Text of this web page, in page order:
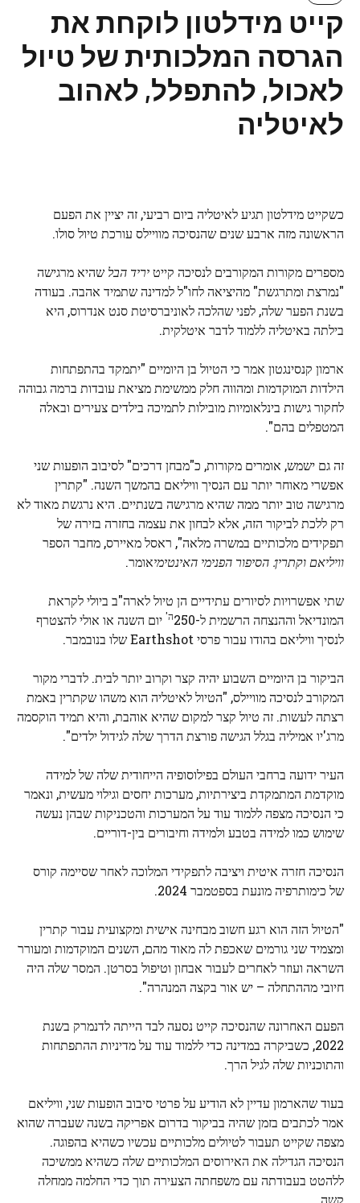
קייט מידלטון לוקחת את
הגרסה המלכותית של טיול
לאכול, להתפלל, לאהוב
לאיטליה
כשקייט מידלטון תגיע לאיטליה ביום רביעי, זה יציין את הפעם
הראשונה מזה ארבע שנים שהנסיכה מוויילס עורכת טיול סולו.
מספרים מקורות המקורבים לנסיכה קייטיריד הבל שהיא מרגישה
"נמרצת ומתרגשת" מהיציאה לחו"ל למדינה שתמיד אהבה. בעודה
בשנת הפער שלה, לפני שהלכה לאוניברסיטת סנט אנדרוס, היא
בילתה באיטליה ללמוד לדבר איטלקית.
ארמון קנסינגטון אמר כי הטיול בן היומיים "יתמקד בהתפתחות
הילדות המוקדמות ומהווה חלק ממשימת מציאת עובדות ברמה גבוהה
לחקור גישות בינלאומיות מובילות לתמיכה בילדים צעירים ובאלה
המטפלים בהם".
זה גם ישמש, אומרים מקורות, כ"מבחן דרכים" לסיבוב הופעות שני
אפשרי מאוחר יותר עם הנסיך וויליאם בהמשך השנה. "קתרין
מרגישה טוב יותר ממה שהיא מרגישה בשנתיים. היא נרגשת מאוד לא
רק ללכת לביקור הזה, אלא לבחון את עצמה בחזרה בזירה של
תפקידים מלכותיים במשרה מלאה", ראסל מאיירס, מחבר הספר
וויליאם וקתרין: הסיפור הפנימי האינטימיאומר.
שתי אפשרויות לסיורים עתידיים הן טיול לארה"ב ביולי לקראת
המונדיאל וההנצחה הרשמית ל-250
ה' יום השנה או אולי להצטרף
לנסיך וויליאם בהודו עבור פרסי Earthshot שלו בנובמבר.
הביקור בן היומיים השבוע יהיה קצר וקרוב יותר לבית. לדברי מקור
המקורב לנסיכה מוויילס, "הטיול לאיטליה הוא משהו שקתרין באמת
רצתה לעשות. זה טיול קצר למקום שהיא אוהבת, והיא תמיד הוקסמה
מרג'יו אמיליה בגלל הגישה פורצת הדרך שלה לגידול ילדים".
העיר ידועה ברחבי העולם בפילוסופיה הייחודית שלה של למידה
מוקדמת המתמקדת ביצירתיות, מערכות יחסים וגילוי מעשית, ונאמר
כי הנסיכה מצפה ללמוד עוד על המערכות והטכניקות שבהן נעשה
שימוש כמו למידה בטבע ולמידה וחיבורים בין-דוריים.
הנסיכה חזרה איטית ויציבה לתפקידי המלוכה לאחר שסיימה קורס
של כימותרפיה מונעת בספטמבר 2024.
"הטיול הזה הוא רגע חשוב מבחינה אישית ומקצועית עבור קתרין
ומצמיד שני גורמים שאכפת לה מאוד מהם, השנים המוקדמות ומעורר
השראה ועוזר לאחרים לעבור אבחון וטיפול בסרטן. המסר שלה היה
חיובי מההתחלה – יש אור בקצה המנהרה".
הפעם האחרונה שהנסיכה קייט נסעה לבד הייתה לדנמרק בשנת
2022, כשביקרה במדינה כדי ללמוד עוד על מדיניות ההתפתחות
והתוכניות שלה לגיל הרך.
בעוד שהארמון עדיין לא הודיע ​​על פרטי סיבוב הופעות שני, וויליאם
אמר לכתבים בזמן שהיה בביקור בדרום אפריקה בשנה שעברה שהוא
מצפה שקייט תעבור לטיולים מלכותיים עכשיו כשהיא בהפוגה.
הנסיכה הגדילה את האירוסים המלכותיים שלה כשהיא ממשיכה
ללהטט בעבודתה עם משפחתה הצעירה תוך כדי החלמה ממחלה